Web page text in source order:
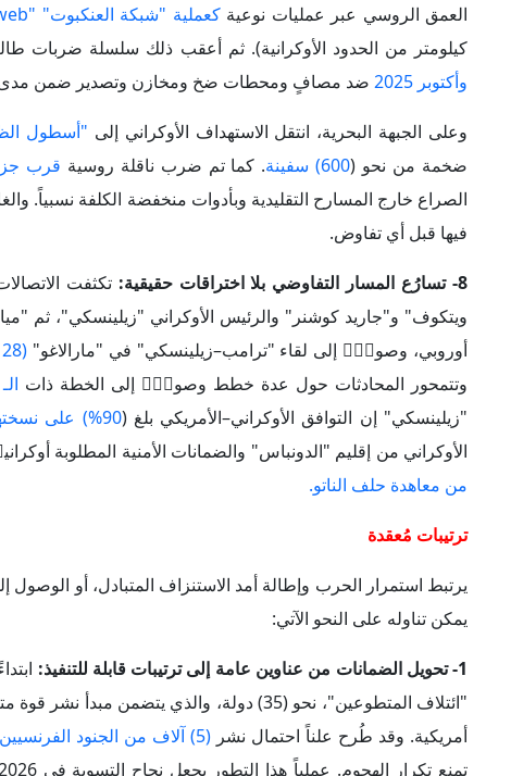
8- تسارُع المسار التفاوضي بلا اختراقات حقيقية: تكثفت الاتصالات أواخر 2025
ويتكوف" و"جاريد كوشنر" والرئيس الأوكراني "زيلينسكي"، ثم
أوروبي، وصولاࣧ إلى لقاء "ترامب–زيلينسكي" في "مارالاغو"
"زيلينسكي" إن التوافق الأوكراني–الأمريكي بلغ ( 90%) على نسختها المُنقّحة
الأوكراني من إقليم "الدونباس" والضمانات الأمنية المطلوبة
من معاهدة حلف الناتو.
يرتبط استمرار الحرب وإطالة أمد الاستنزاف المتبادل، أو
يمكن تناوله على النحو الآتي:
1- تحويل الضمانات من عناوين عامة إلى ترتيبات قابلة للتنفيذ: ابتداءً من 6 يناير 2026 برز
"ائتلاف المتطوعين"، نحو (35) دولة، والذي
أمريكية. وقد طُرح علناً احتمال نشر(5) آلاف من الجنود الفرنسيين
وعسكرياً.
"ائتلاف الراغبين" لا يعني تلقائياً استعداداً واسعاً لإرسال قوات،
سيُعامل كـأهداف عسكرية مشروعة
استئناف الحوار المباشر مع "بوتين""ليس مطروحاً بعد"،ما يعني
3- هندسة وقف إطلاق النار وفق آليات ضبط ميداني: